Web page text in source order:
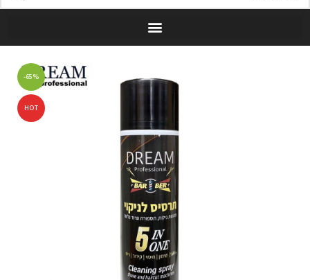
-65%
HOT